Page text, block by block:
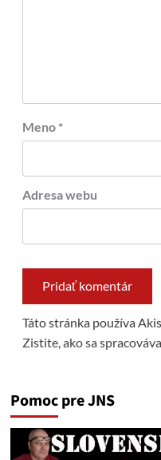
Meno *
Adresa webu
Táto stránka používa
Zistite, ako sa
Pomoc pre JNS